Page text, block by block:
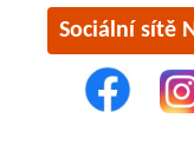
Sociální sítě